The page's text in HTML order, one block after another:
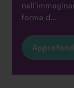
forma d...